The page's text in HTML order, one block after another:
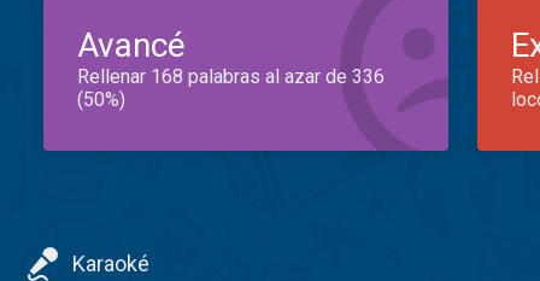
Avancé
Rellenar 168 palabras al azar de 336
(50%)
Karaoké